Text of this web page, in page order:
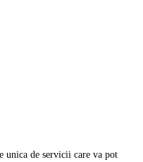
unica de servicii care va pot